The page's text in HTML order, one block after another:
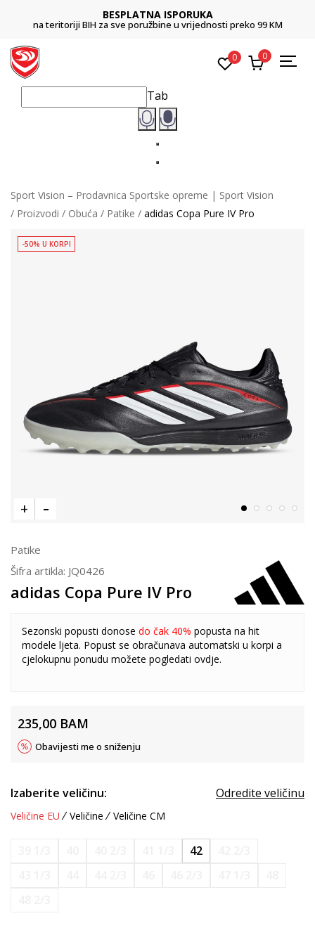
BESPLATNA ISPORUKA
na teritoriji BIH za sve poružbine u vrijednosti preko 99 KM
0 0
Tab
Sport Vision – Prodavnica Sportske opreme | Sport Vision
Proizvodi
Obuća Patike adidas Copa Pure IV Pro
-50% U KORPI
Patike
Šifra artikla: JQ0426
adidas Copa Pure IV Pro
Sezonski popusti donose do čak 40% popusta na hit
modele ljeta. Popust se obračunava automatski u korpi a
cjelokupnu ponudu možete pogledati ovdje.
235,00 BAM
Obavijesti me o sniženju
Izaberite veličinu: Odredite veličinu
Veličine EU Veličine Veličine CM
42